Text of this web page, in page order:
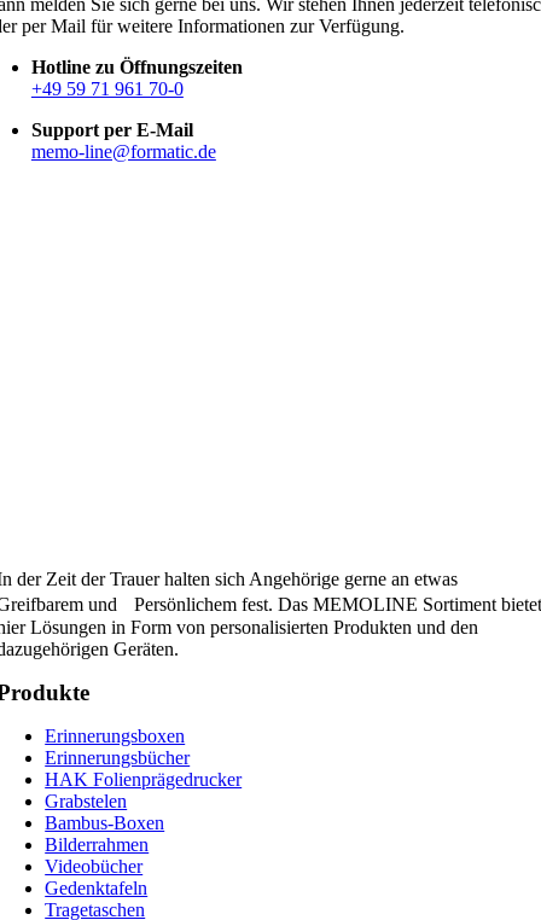
melden Sie sich gerne bei uns. Wir stehen Ihnen jederzeit
per Mail für weitere Informationen zur Verfügung.
Hotline zu Öffnungszeiten
+49 59 71 961 70-0
Support per E-Mail
memo-line@formatic.de
der Zeit der Trauer halten sich Angehörige gerne an etwas
und Persönlichem fest. Das MEMOLINE Sortiment
Lösungen in Form von personalisierten Produkten und den
Geräten.
Erinnerungsboxen
Erinnerungsbücher
HAK Folienprägedrucker
Grabstelen
Bambus-Boxen
Bilderrahmen
Videobücher
Gedenktafeln
Tragetaschen